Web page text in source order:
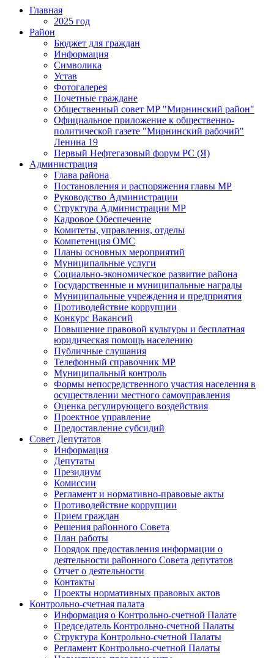
Главная
2025 год
Район
Бюджет для граждан
Информация
Символика
Устав
Фотогалерея
Почетные граждане
Общественный совет МР "Мирнинский район"
Официальное приложение к общественно-
политической газете "Мирнинский рабочий"
Ленина 19
Первый Нефтегазовый форум РС (Я)
Администрация
Глава района
Постановления и распоряжения главы МР
Руководство Администрации
Структура Администрации МР
Кадровое Обеспечение
Комитеты, управления, отделы
Компетенция ОМС
Планы основных мероприятий
Муниципальные услуги
Социально-экономическое развитие района
Государственные и муниципальные награды
Муниципальные учреждения и предприятия
Противодействие коррупции
Конкурс Вакансий
Повышение правовой культуры и бесплатная
юридическая помощь населению
Публичные слушания
Телефонный справочник МР
Муниципальный контроль
Формы непосредственного участия населения в
осуществлении местного самоуправления
Оценка регулирующего воздействия
Проектное управление
Предоставление субсидий
Совет Депутатов
Информация
Депутаты
Президиум
Комиссии
Регламент и нормативно-правовые акты
Противодействие коррупции
Прием граждан
Решения районного Совета
План работы
Порядок предоставления информации о
деятельности районного Совета депутатов
Отчет о деятельности
Контакты
Проекты нормативных правовых актов
Контрольно-счетная палата
Информация о Контрольно-счетной Палате
Председатель Контрольно-счетной Палаты
Структура Контрольно-счетной Палаты
Регламент Контрольно-счетной Палаты